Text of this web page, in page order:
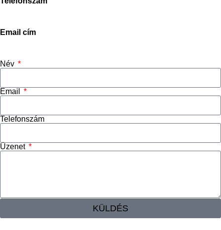
Email cím
Név
Email
Telefonszám
Üzenet
KÜLDÉS